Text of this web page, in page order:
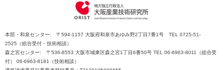
本部・和泉センター: 〒594-1157 大阪府和泉市あゆみ野2丁目7番1号 TEL 0725-51-
2525（総合受付・技術相談）
森之宮センター: 〒536-8553 大阪市城東区森之宮1丁目6番50号 TEL 06-6963-8011（総合受
付） 06-6963-8181（技術相談）